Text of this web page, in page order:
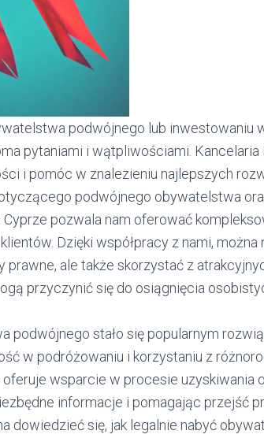
podwójnego lub inwestowaniu
pytaniami i wątpliwościami.
i pomóc w znalezieniu najlepszych
podwójnego obywatelstwa
pozwala nam oferować
Dzięki współpracy z nami,
prawne, ale także skorzystać z
przyczynić się do osiągnięcia
podwójnego stało się popularnym
w podróżowaniu i korzystaniu z
oferuje wsparcie w procesie uzyskiwania
informacje i pomagając przejść
dowiedzieć się, jak legalnie nabyć